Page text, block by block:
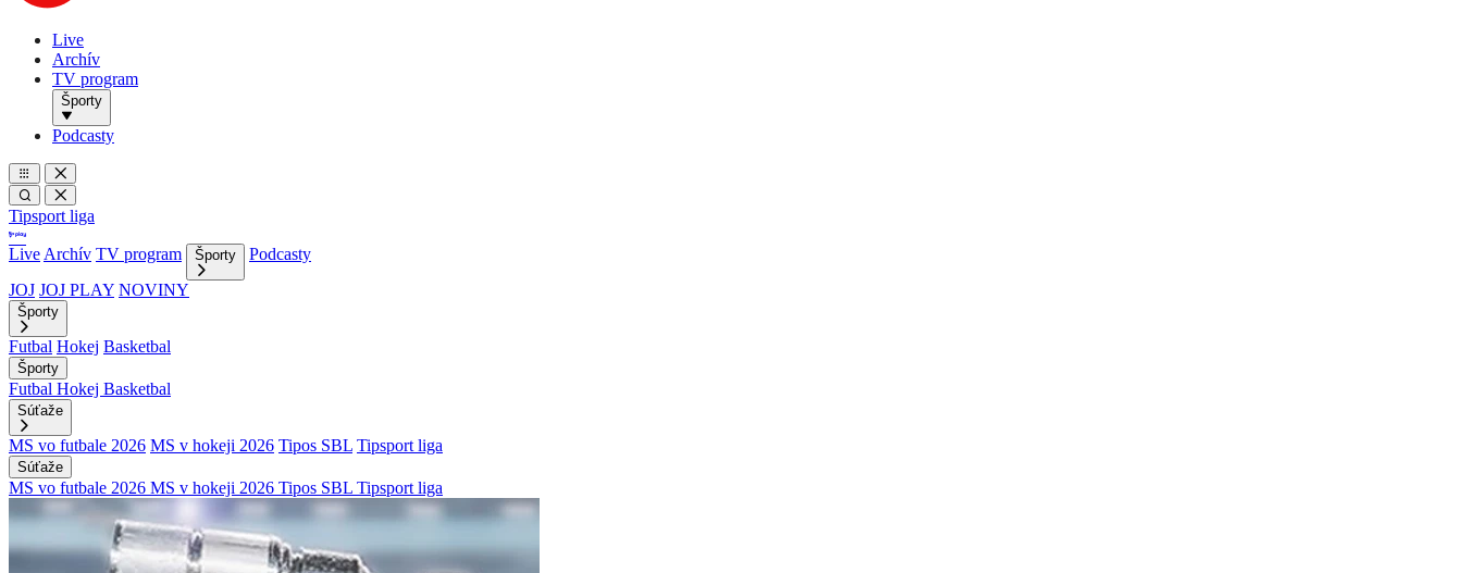
Live
Archív
TV program
Športy
Podcasty
Tipsport liga
Live Archív TV program Športy
Podcasty
JOJ JOJ PLAY NOVINY
Športy
Futbal Hokej Basketbal
Športy
Futbal Hokej Basketbal
Súťaže
MS vo futbale 2026 MS v hokeji 2026 Tipos SBL Tipsport liga
Súťaže
MS vo futbale 2026 MS v hokeji 2026 Tipos SBL Tipsport liga